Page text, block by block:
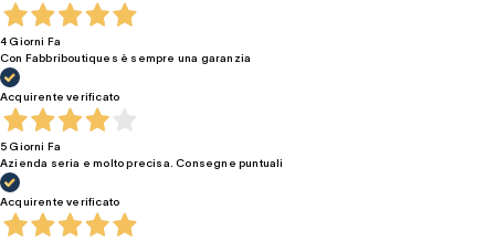
4 Giorni Fa
Con Fabbriboutiques è sempre una garanzia
Acquirente verificato
5 Giorni Fa
Azienda seria e molto precisa. Consegne puntuali
Acquirente verificato